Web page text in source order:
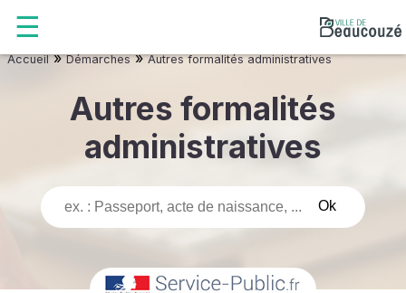
Accueil»Démarches»Autres formalités administratives
Autres formalités
administratives